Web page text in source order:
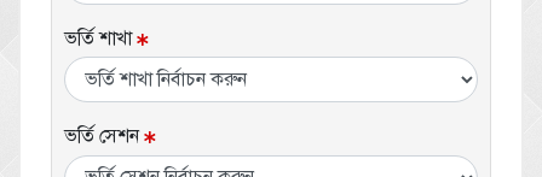
ভর্তি শাখা
ভর্তি সেশন